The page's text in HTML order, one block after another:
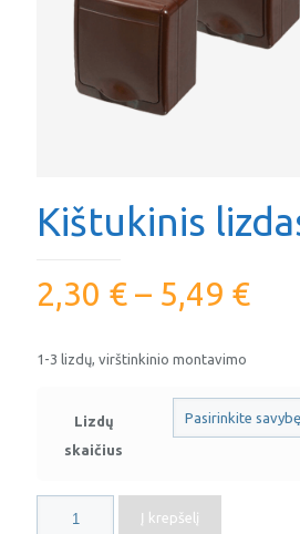
Kištukinis
2,30 € – 5,49 €
1-3 lizdų, virštinkinio montavimo
Lizdų
skaičius
kiekis:
Į krepšelį